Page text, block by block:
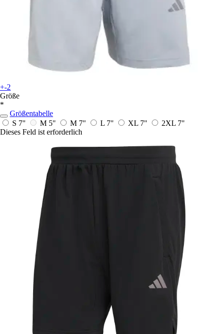
+-2
Größe
*
Größentabelle
S 7"
M 5" M 7" L 7" XL 7"
2XL 7"
Dieses Feld ist erforderlich